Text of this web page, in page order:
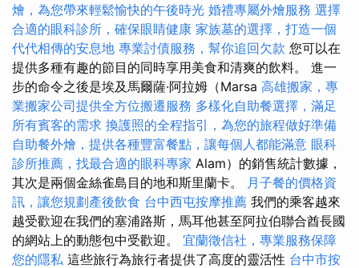
燴，為您帶來輕鬆愉快的午後時光 婚禮專屬外燴服務 選擇
合適的眼科診所，確保眼睛健康 家族墓的選擇，打造一個
代代相傳的安息地 專業討債服務，幫你追回欠款 您可以在
提供多種有趣的節目的同時享用美食和清爽的飲料。 進一
步的命令之後是埃及馬爾薩·阿拉姆（Marsa 高雄搬家，專
業搬家公司提供全方位搬遷服務 多樣化自助餐選擇，滿足
所有賓客的需求 換護照的全程指引，為您的旅程做好準備
自助餐外燴，提供各種豐富餐點，讓每個人都能滿意 眼科
診所推薦，找最合適的眼科專家 Alam）的銷售統計數據，
其次是兩個金絲雀島目的地和斯里蘭卡。
月子餐的價格資
訊，讓您規劃產後飲食 台中西屯按摩推薦 我們的乘客越來
越受歡迎在我們的塞浦路斯，馬耳他甚至阿拉伯聯合酋長國
的網站上的動態包中受歡迎。 宜蘭徵信社，專業服務保障
您的隱私 這些旅行為旅行者提供了高度的靈活性 台中市按